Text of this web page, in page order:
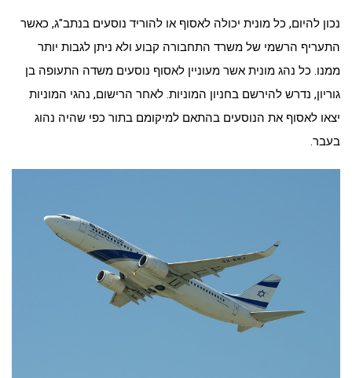
נכון להיום, כל מונית יכולה לאסוף או להוריד נוסעים בנתב"ג, כאשר
התעריף הרשמי של משרד התחבורה קבוע ולא ניתן לגבות יותר
ממנו. כל נהג מונית אשר מעוניין לאסוף נוסעים משדה התעופה בן
גוריון, נדרש להירשם בחניון המוניות. לאחר הרישום, נהגי המוניות
יצאו לאסוף את הנוסעים בהתאם למיקומם בתור כפי שהיה נהוג
בעבר.